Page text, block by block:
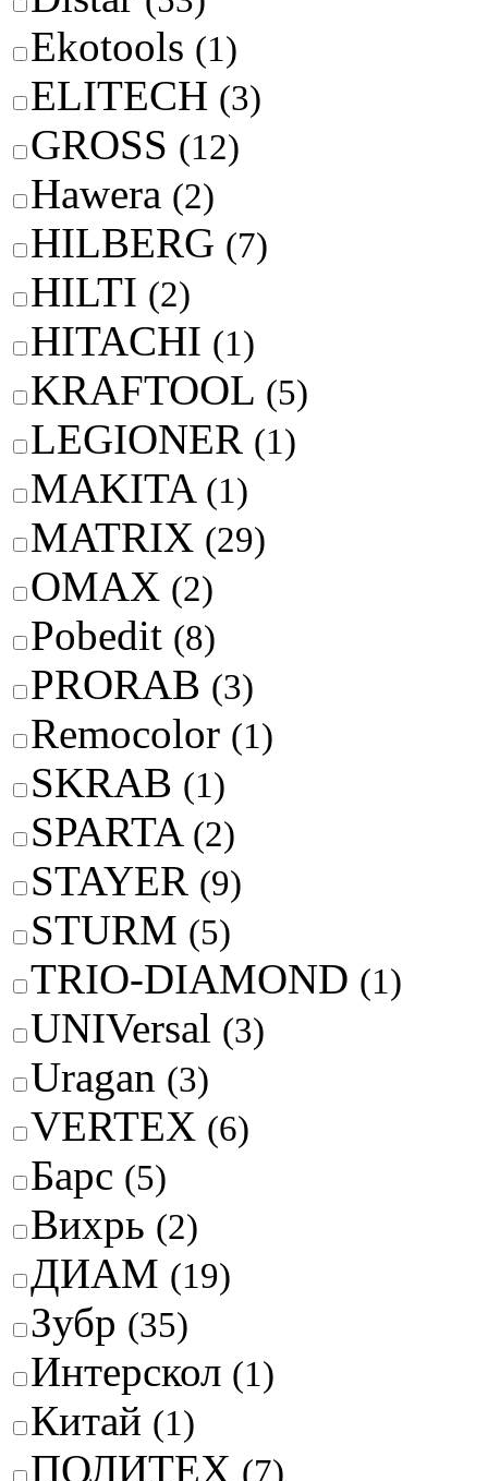
Ekotools (1)
ELITECH (3)
GROSS (12)
Hawera (2)
HILBERG (7)
HILTI (2)
HITACHI (1)
KRAFTOOL (5)
LEGIONER (1)
MAKITA (1)
MATRIX (29)
OMAX (2)
Pobedit (8)
PRORAB (3)
Remocolor (1)
SKRAB (1)
SPARTA (2)
STAYER (9)
STURM (5)
TRIO-DIAMOND (1)
UNIVersal (3)
Uragan (3)
VERTEX (6)
Барс (5)
Вихрь (2)
ДИАМ (19)
Зубр (35)
Интерскол (1)
Китай (1)
ПОЛИТЕХ (7)